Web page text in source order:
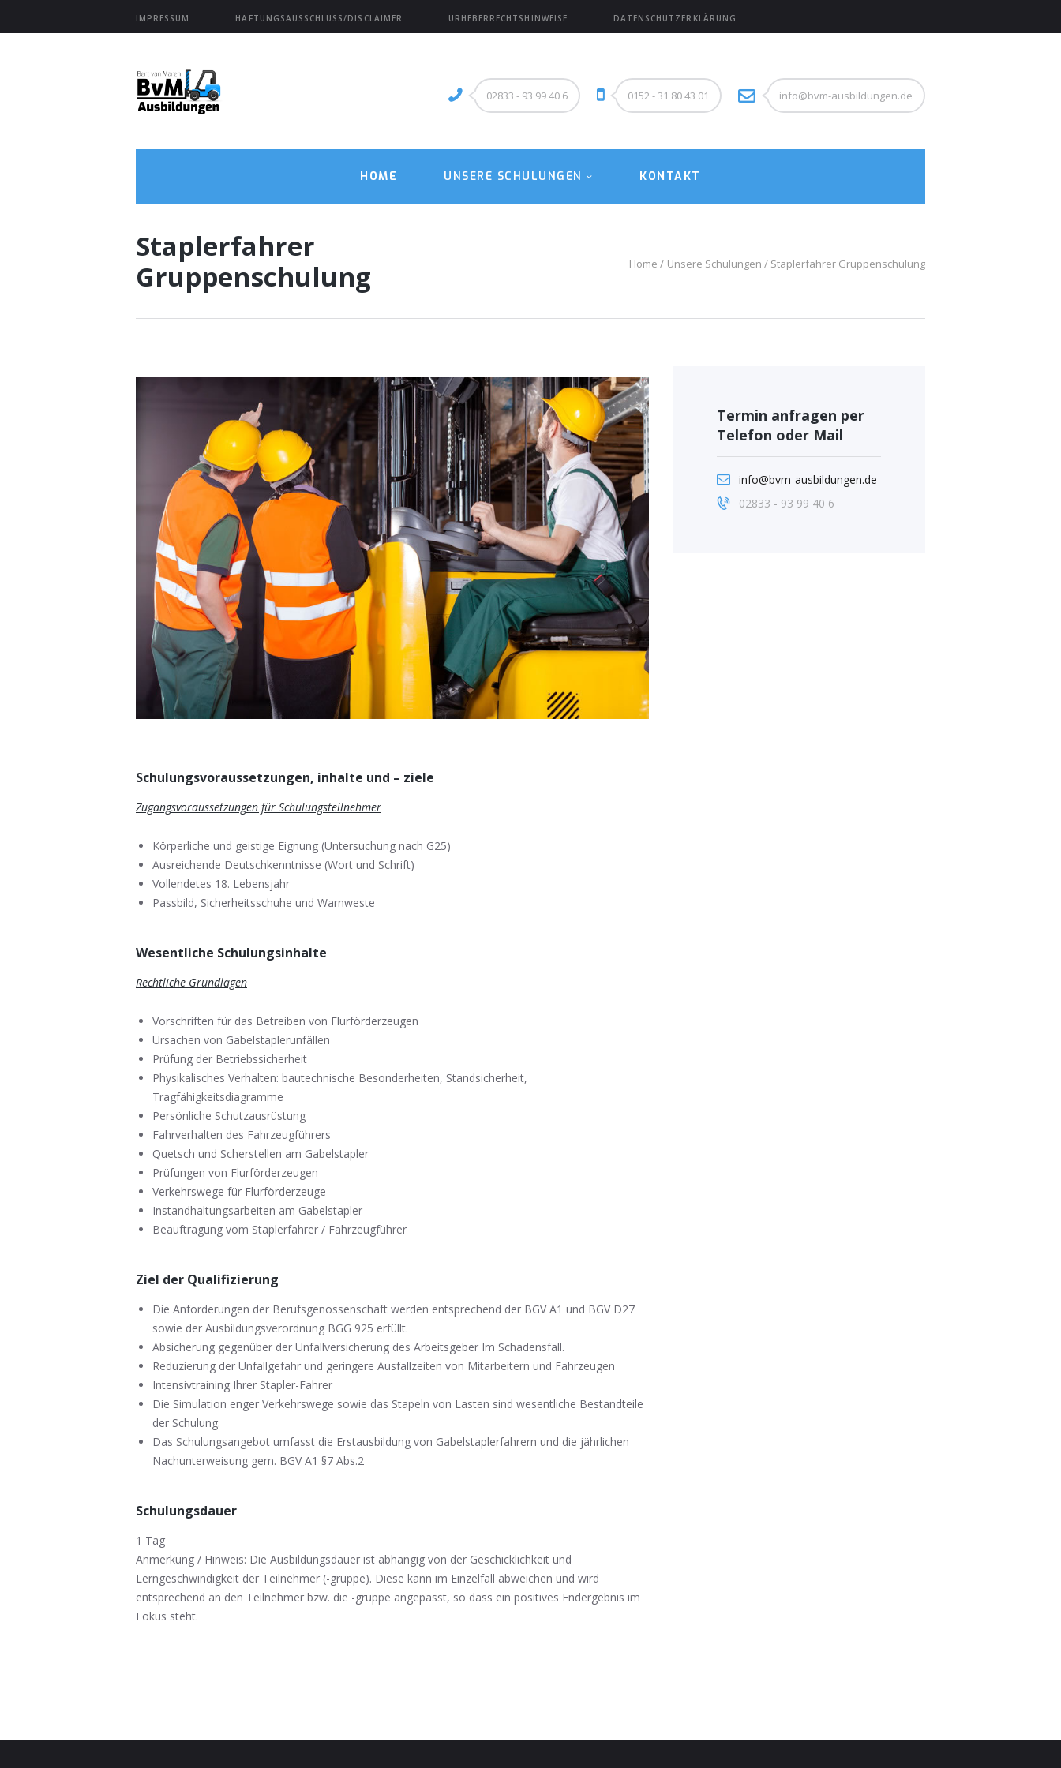
IMPRESSUM HAFTUNGSAUSSCHLUSS/DISCLAIMER URHEBERRECHTSHINWEISE DATENSCHUTZERKLÄRUNG
02833 - 93 99 40 6 0152 - 31 80 43 01 info@bvm-ausbildungen.de
HOME UNSERE SCHULUNGEN KONTAKT
Staplerfahrer
Gruppenschulung
Home Unsere Schulungen Staplerfahrer Gruppenschulung
HOME
KONTAKT
Schulungsvoraussetzungen, inhalte und – ziele
Zugangsvoraussetzungen für Schulungsteilnehmer
Körperliche und geistige Eignung (Untersuchung nach G25)
Ausreichende Deutschkenntnisse (Wort und Schrift)
Vollendetes 18. Lebensjahr
Passbild, Sicherheitsschuhe und Warnweste
Wesentliche Schulungsinhalte
Rechtliche Grundlagen
Vorschriften für das Betreiben von Flurförderzeugen
Ursachen von Gabelstaplerunfällen
Prüfung der Betriebssicherheit
Physikalisches Verhalten: bautechnische Besonderheiten, Standsicherheit,
Tragfähigkeitsdiagramme
Persönliche Schutzausrüstung
Fahrverhalten des Fahrzeugführers
Quetsch und Scherstellen am Gabelstapler
Prüfungen von Flurförderzeugen
Verkehrswege für Flurförderzeuge
Instandhaltungsarbeiten am Gabelstapler
Beauftragung vom Staplerfahrer / Fahrzeugführer
Ziel der Qualifizierung
Die Anforderungen der Berufsgenossenschaft werden entsprechend der BGV A1 und BGV D27
sowie der Ausbildungsverordnung BGG 925 erfüllt.
Absicherung gegenüber der Unfallversicherung des Arbeitsgeber Im Schadensfall.
Reduzierung der Unfallgefahr und geringere Ausfallzeiten von Mitarbeitern und Fahrzeugen
Intensivtraining Ihrer Stapler-Fahrer
Die Simulation enger Verkehrswege sowie das Stapeln von Lasten sind wesentliche Bestandteile
der Schulung.
Das Schulungsangebot umfasst die Erstausbildung von Gabelstaplerfahrern und die jährlichen
Nachunterweisung gem. BGV A1 §7 Abs.2
Schulungsdauer
1 Tag
Anmerkung / Hinweis: Die Ausbildungsdauer ist abhängig von der Geschicklichkeit und
Lerngeschwindigkeit der Teilnehmer (-gruppe). Diese kann im Einzelfall abweichen und wird
entsprechend an den Teilnehmer bzw. die -gruppe angepasst, so dass ein positives Endergebnis im
Fokus steht.
Termin anfragen per
Telefon oder Mail
info@bvm-ausbildungen.de
02833 - 93 99 40 6